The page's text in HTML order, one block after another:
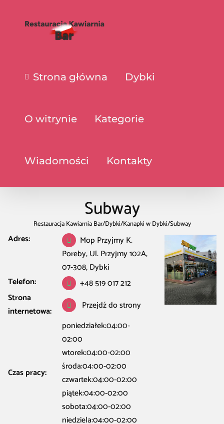
Strona główna Dybki
O witrynie Kategorie
Wiadomości Kontakty
Subway
Restauracja Kawiarnia Bar/Dybki/Kanapki w Dybki/Subway
Adres:
Mop Przyjmy K.
Poreby, Ul. Przyjmy 102A,
07-308, Dybki
Telefon:
+48 519 017 212
Strona
internetowa:
Przejdź do strony
Czas pracy:
poniedziałek:04:00-
02:00
wtorek:04:00-02:00
środa:04:00-02:00
czwartek:04:00-02:00
piątek:04:00-02:00
sobota:04:00-02:00
niedziela:04:00-02:00